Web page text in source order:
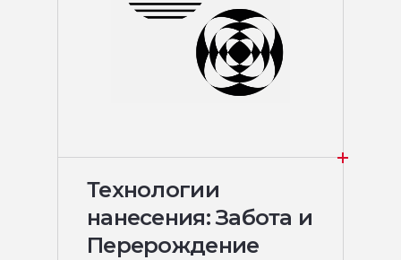
Технологии
нанесения: Забота и
Перерождение